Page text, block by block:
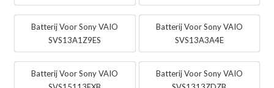
Batterij Voor Sony VAIO
SVS13A1Z9ES
Batterij Voor Sony VAIO
SVS13A3A4E
Batterij Voor Sony VAIO
Batterij Voor Sony VAIO